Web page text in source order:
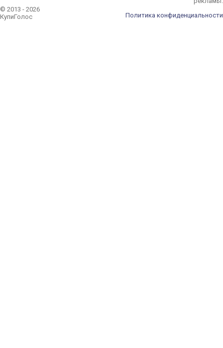
© 2013 - 2026
КупиГолос
Политика конфиденциальности